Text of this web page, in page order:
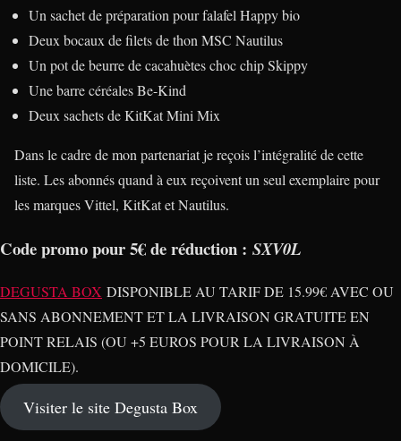
Un sachet de préparation pour falafel Happy bio
Deux bocaux de filets de thon MSC Nautilus
Un pot de beurre de cacahuètes choc chip Skippy
Une barre céréales Be-Kind
Deux sachets de KitKat Mini Mix
Dans le cadre de mon partenariat je reçois l’intégralité de cette
liste. Les abonnés quand à eux reçoivent un seul exemplaire pour
les marques Vittel, KitKat et Nautilus.
Code promo pour 5€ de réduction : SXV0L
DEGUSTA BOX DISPONIBLE AU TARIF DE 15.99€ AVEC OU
SANS ABONNEMENT ET LA LIVRAISON GRATUITE EN
POINT RELAIS (OU +5 EUROS POUR LA LIVRAISON À
DOMICILE).
Visiter le site Degusta Box